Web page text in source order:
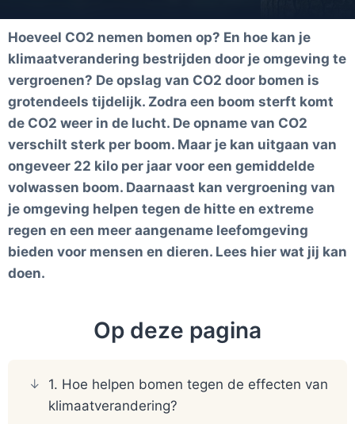
Hoeveel CO2 nemen bomen op? En hoe kan je
klimaatverandering bestrijden door je omgeving te
vergroenen? De opslag van CO2 door bomen is
grotendeels tijdelijk. Zodra een boom sterft komt
de CO2 weer in de lucht. De opname van CO2
verschilt sterk per boom. Maar je kan uitgaan van
ongeveer 22 kilo per jaar voor een gemiddelde
volwassen boom. Daarnaast kan vergroening van
je omgeving helpen tegen de hitte en extreme
regen en een meer aangename leefomgeving
bieden voor mensen en dieren. Lees hier wat jij kan
doen.
Op deze pagina
1. Hoe helpen bomen tegen de effecten van
klimaatverandering?